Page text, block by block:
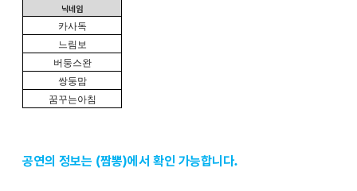
닉네임
카사독
느림보
버둥스완
쌍둥맘
꿈꾸는아침
공연의 정보는 (짬뽕)에서 확인 가능합니다.